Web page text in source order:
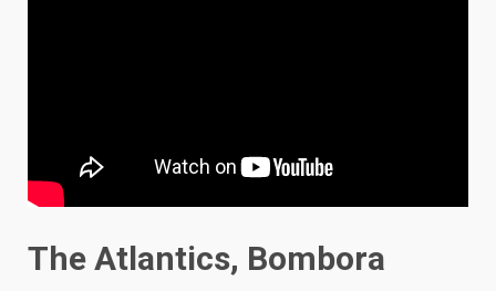
The Atlantics, Bombora